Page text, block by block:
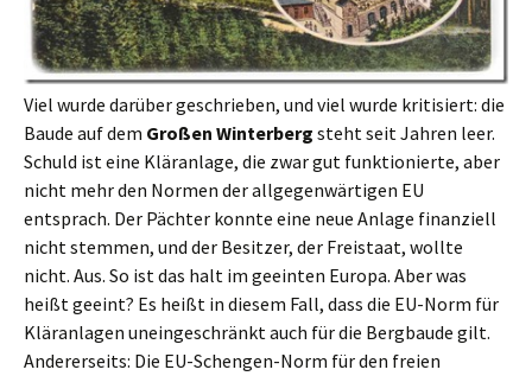
Viel wurde darüber geschrieben, und viel wurde kritisiert: die
Baude auf dem Großen Winterberg steht seit Jahren leer.
Schuld ist eine Kläranlage, die zwar gut funktionierte, aber
nicht mehr den Normen der allgegenwärtigen EU
entsprach. Der Pächter konnte eine neue Anlage finanziell
nicht stemmen, und der Besitzer, der Freistaat, wollte
nicht. Aus. So ist das halt im geeinten Europa. Aber was
heißt geeint? Es heißt in diesem Fall, dass die EU-Norm für
Kläranlagen uneingeschränkt auch für die Bergbaude gilt.
Andererseits: Die EU-Schengen-Norm für den freien